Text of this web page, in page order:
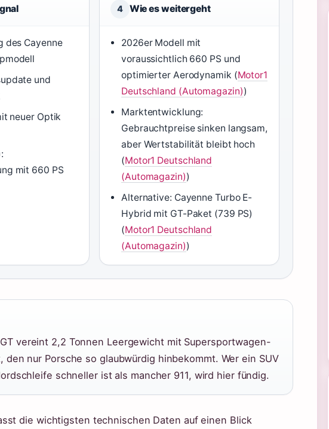
des Cayenne
und
neuer Optik
mit 660 PS
4 Wie es weitergeht
2026er Modell mit
voraussichtlich 660 PS und
optimierter Aerodynamik (Motor1
Deutschland (Automagazin))
Marktentwicklung:
Gebrauchtpreise sinken langsam,
aber Wertstabilität bleibt hoch
(Motor1 Deutschland
(Automagazin))
Alternative: Cayenne Turbo E-
Hybrid mit GT-Paket (739 PS)
(Motor1 Deutschland
(Automagazin))
vereint 2,2 Tonnen Leergewicht mit Supersportwagen-
den nur Porsche so glaubwürdig hinbekommt. Wer ein SUV
schneller ist als mancher 911, wird hier fündig.
die wichtigsten technischen Daten auf einen Blick